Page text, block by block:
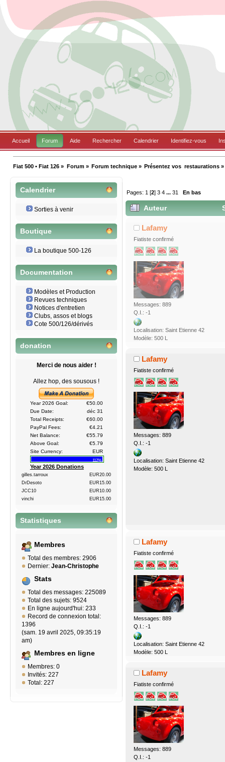
Accueil Forum Aide Rechercher Calendrier Identifiez-vous
Fiat 500 • Fiat 126 » Forum» Forum technique» Présentez vos  restaurations »
Calendrier
Sorties à venir
Boutique
La boutique 500-126
Documentation
Modèles et Production
Revues techniques
Notices d'entretien
Clubs, assos et blogs
Cote 500/126/dérivés
donation
Merci de nous aider !
Allez hop, des sousous !
Year 2026 Goal:
€50.00
Due Date:
déc 31
Total Receipts:
€60.00
PayPal Fees:
€4.21
Net Balance:
€55.79
Above Goal:
€5.79
Site Currency:
EUR
112%
Year 2026 Donations
gilles.tarroux
EUR20.00
DrDesoto
EUR15.00
JCC10
EUR10.00
vinchi
EUR15.00
Statistiques
Membres
Total des membres: 2906
Dernier: Jean-Christophe
Stats
Total des messages: 225089
Total des sujets: 9524
En ligne aujourd'hui: 233
Record de connexion total:
1396
(sam. 19 avril 2025, 09:35:19
am)
Membres en ligne
Membres: 0
Invités: 227
Total: 227
Pages: 1 [2]3 4 ...31 En bas
Auteur
Lafamy
Fiatiste confirmé
Messages: 889
Q.I.: -1
Localisation: Saint Etienne 42
Modèle: 500 L
Lafamy
Fiatiste confirmé
Messages: 889
Q.I.: -1
Localisation: Saint Etienne 42
Modèle: 500 L
Lafamy
Fiatiste confirmé
Messages: 889
Q.I.: -1
Localisation: Saint Etienne 42
Modèle: 500 L
Lafamy
Fiatiste confirmé
Messages: 889
Q.I.: -1